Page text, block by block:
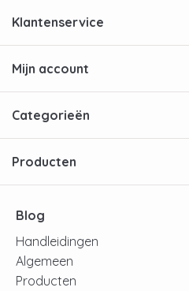
Klantenservice
Mijn account
Categorieën
Producten
Blog
Handleidingen
Algemeen
Producten